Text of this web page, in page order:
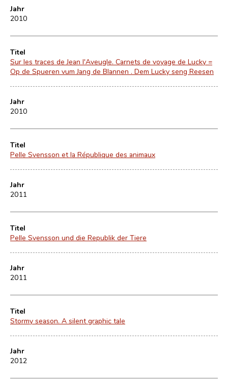
Jahr
2010
Titel
Sur les traces de Jean l'Aveugle. Carnets de voyage de Lucky =
Op de Spueren vum Jang de Blannen . Dem Lucky seng Reesen
Jahr
2010
Titel
Pelle Svensson et la République des animaux
Jahr
2011
Titel
Pelle Svensson und die Republik der Tiere
Jahr
2011
Titel
Stormy season. A silent graphic tale
Jahr
2012